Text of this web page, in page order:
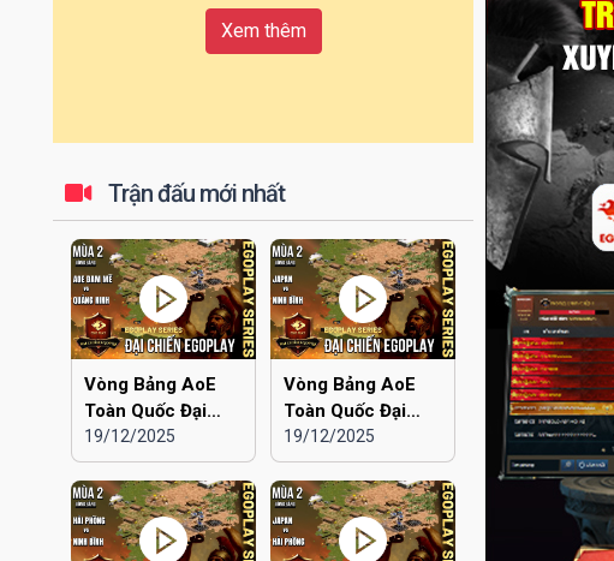
Xem thêm
Trận đấu mới nhất
Vòng Bảng AoE
Toàn Quốc Đại
Chiến EGOPLAY
mùa 2 | Aoe Đam
Mê vs Quảng Ninh
19/12/2025
Vòng Bảng AoE
Toàn Quốc Đại
Chiến EGOPLAY
mùa 2 | Japan vs
Ninh Bình
19/12/2025